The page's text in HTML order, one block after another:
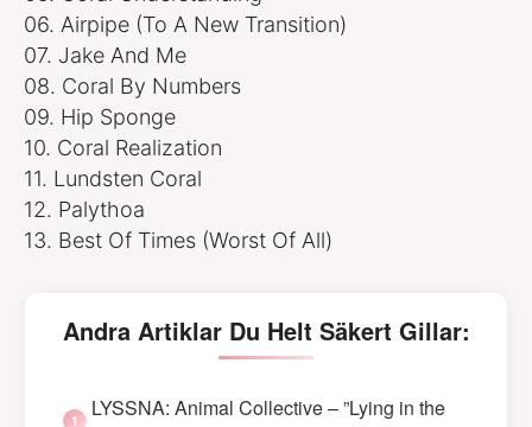
06. Airpipe (To A New Transition)
07. Jake And Me
08. Coral By Numbers
09. Hip Sponge
10. Coral Realization
11. Lundsten Coral
12. Palythoa
13. Best Of Times (Worst Of All)
Andra Artiklar Du Helt Säkert Gillar:
LYSSNA: Animal Collective – ”Lying in the